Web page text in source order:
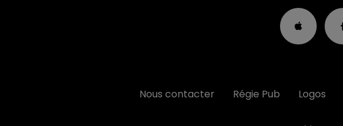
Nous contacter Régie Pub Logos